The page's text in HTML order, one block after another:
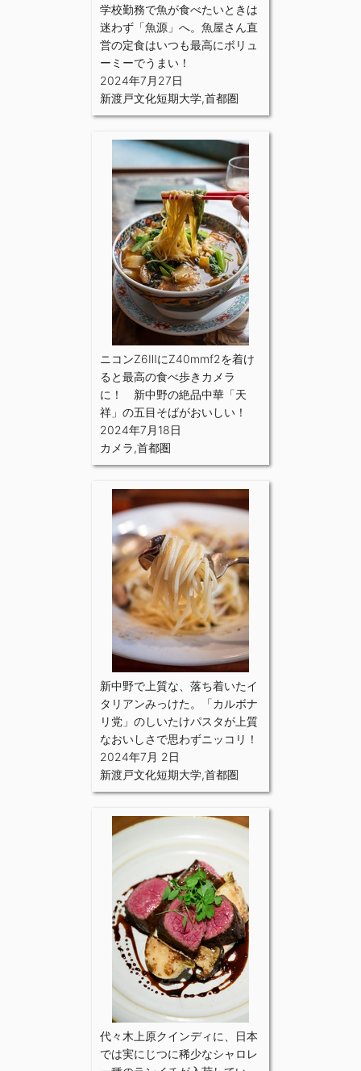
学校勤務で魚が食べたいときは
迷わず「魚源」へ。魚屋さん直
営の定食はいつも最高にボリュ
ーミーでうまい！
2024年7月27日
新渡戸文化短期大学,首都圏
ニコンZ6ⅢにZ40mmf2を着け
ると最高の食べ歩きカメラ
に！ 新中野の絶品中華「天
祥」の五目そばがおいしい！
2024年7月18日
カメラ,首都圏
新中野で上質な、落ち着いたイ
タリアンみっけた。「カルボナ
リ党」のしいたけパスタが上質
なおいしさで思わずニッコリ！
2024年7月 2日
新渡戸文化短期大学,首都圏
代々木上原クインディに、日本
では実にじつに稀少なシャロレ